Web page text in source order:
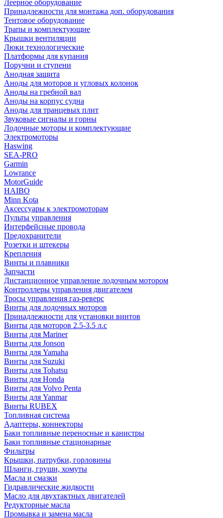
Леерное оборудование
Принадлежности для монтажа доп. оборудования
Тентовое оборудование
Трапы и комплектующие
Крышки вентиляции
Люки технологические
Платформы для купания
Поручни и ступени
Анодная защита
Аноды для моторов и угловых колонок
Аноды на гребной вал
Аноды на корпус судна
Аноды для транцевых плит
Звуковые сигналы и горны
Лодочные моторы и комплектующие
Электромоторы
Haswing
SEA-PRO
Garmin
Lowrance
MotorGuide
HAIBO
Minn Kota
Аксессуары к электромоторам
Пульты управления
Интерфейсные провода
Предохранители
Розетки и штекеры
Крепления
Винты и плавники
Запчасти
Дистанционное управление лодочным мотором
Контроллеры управления двигателем
Тросы управления газ-реверс
Винты для лодочных моторов
Принадлежности для установки винтов
Винты для моторов 2.5-3.5 л.с
Винты для Mariner
Винты для Jonson
Винты для Yamaha
Винты для Suzuki
Винты для Tohatsu
Винты для Honda
Винты для Volvo Penta
Винты для Yanmar
Винты RUBEX
Топливная система
Адаптеры, коннекторы
Баки топливные переносные и канистры
Баки топливные стационарные
Фильтры
Крышки, патрубки, горловины
Шланги, груши, хомуты
Масла и смазки
Гидравлические жидкости
Масло для двухтактных двигателей
Редукторные масла
Промывка и замена масла